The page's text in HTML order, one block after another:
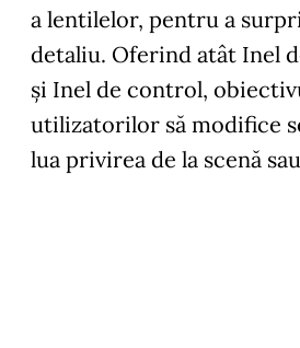
a lentilelor, pentru a
detaliu. Oferind atât Inel
şi Inel de control,
utilizatorilor să modifice
lua privirea de la scenă